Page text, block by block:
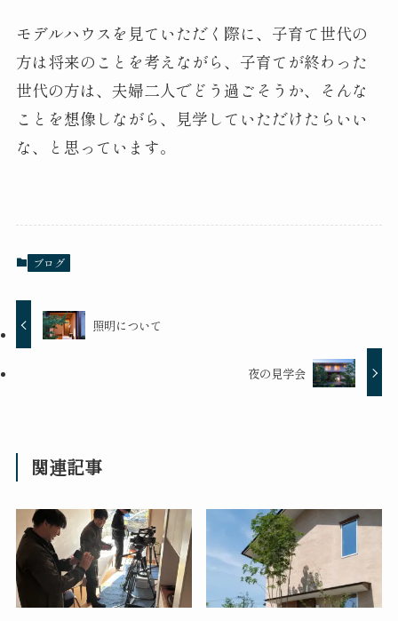
モデルハウスを見ていただく際に、子育て世代の
方は将来のことを考えながら、子育てが終わった
世代の方は、夫婦二人でどう過ごそうか、そんな
ことを想像しながら、見学していただけたらいい
な、と思っています。
ブログ
照明について
夜の見学会
関連記事